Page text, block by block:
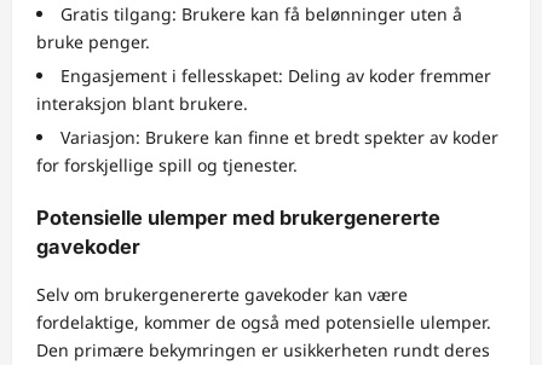
Gratis tilgang: Brukere kan få belønninger uten å
bruke penger.
Engasjement i fellesskapet: Deling av koder fremmer
interaksjon blant brukere.
Variasjon: Brukere kan finne et bredt spekter av koder
for forskjellige spill og tjenester.
Potensielle ulemper med brukergenererte
gavekoder
Selv om brukergenererte gavekoder kan være
fordelaktige, kommer de også med potensielle ulemper.
Den primære bekymringen er usikkerheten rundt deres